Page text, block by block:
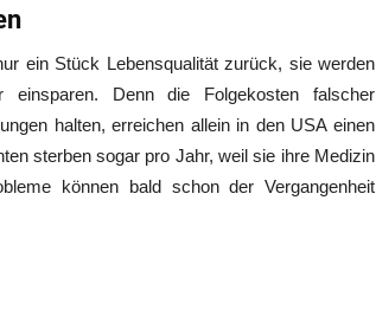
ein Stück Lebensqualität zurück, sie werden
einsparen. Denn die Folgekosten falscher
halten, erreichen allein in den USA einen
sterben sogar pro Jahr, weil sie ihre Medizin
können bald schon der Vergangenheit